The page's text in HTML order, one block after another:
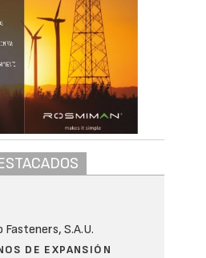
Fasteners, S.A.U.
DE EXPANSIÓN